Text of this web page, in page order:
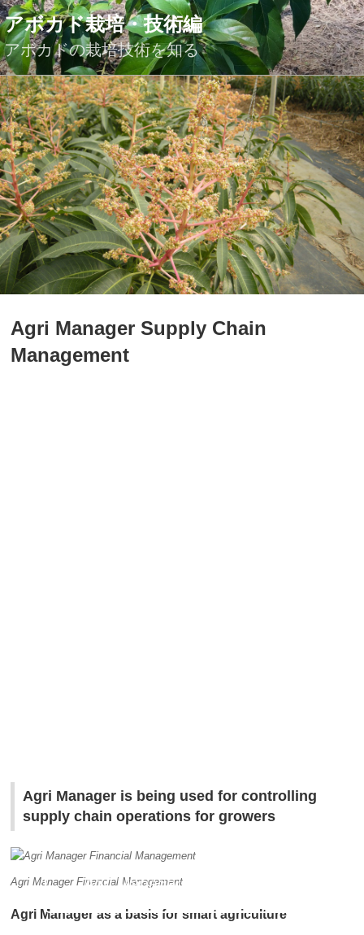
コ
ン
テ
ン
ツ
へ
ス
キ
ッ
プ
アボカド栽培・技術編
アボカドの栽培技術を知る
稿
日:
Agri Manager Supply Chain
Management
Agri Manager is being used for controlling
supply chain operations for growers
Agri Manager Financial Management
Agri Manager Supply Chain
Agri Manager as a basis for smart agriculture